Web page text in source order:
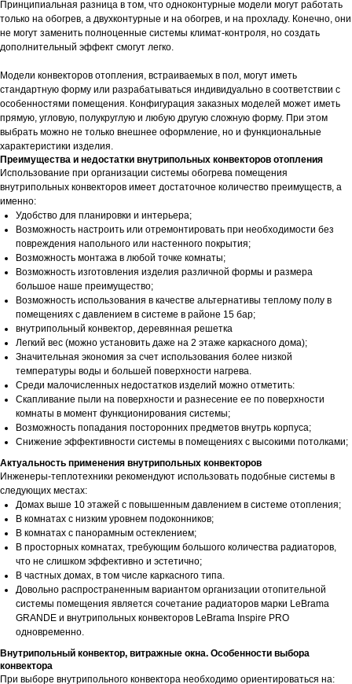
Принципиальная разница в том, что одноконтурные модели могут работать
только на обогрев, а двухконтурные и на обогрев, и на прохладу. Конечно, они
не могут заменить полноценные системы климат-контроля, но создать
дополнительный эффект смогут легко.
Модели конвекторов отопления, встраиваемых в пол, могут иметь
стандартную форму или разрабатываться индивидуально в соответствии с
особенностями помещения. Конфигурация заказных моделей может иметь
прямую, угловую, полукруглую и любую другую сложную форму. При этом
выбрать можно не только внешнее оформление, но и функциональные
характеристики изделия.
Преимущества и недостатки внутрипольных конвекторов отопления
Использование при организации системы обогрева помещения
внутрипольных конвекторов имеет достаточное количество преимуществ, а
именно:
Удобство для планировки и интерьера;
Возможность настроить или отремонтировать при необходимости без
повреждения напольного или настенного покрытия;
Возможность монтажа в любой точке комнаты;
Возможность изготовления изделия различной формы и размера
большое наше преимущество;
Возможность использования в качестве альтернативы теплому полу в
помещениях с давлением в системе в районе 15 бар;
внутрипольный конвектор, деревянная решетка
Легкий вес (можно установить даже на 2 этаже каркасного дома);
Значительная экономия за счет использования более низкой
температуры воды и большей поверхности нагрева.
Среди малочисленных недостатков изделий можно отметить:
Скапливание пыли на поверхности и разнесение ее по поверхности
комнаты в момент функционирования системы;
Возможность попадания посторонних предметов внутрь корпуса;
Снижение эффективности системы в помещениях с высокими потолками;
Актуальность применения внутрипольных конвекторов
Инженеры-теплотехники рекомендуют использовать подобные системы в
следующих местах:
Домах выше 10 этажей с повышенным давлением в системе отопления;
В комнатах с низким уровнем подоконников;
В комнатах с панорамным остеклением;
В просторных комнатах, требующим большого количества радиаторов,
что не слишком эффективно и эстетично;
В частных домах, в том числе каркасного типа.
Довольно распространенным вариантом организации отопительной
системы помещения является сочетание радиаторов марки LeBrama
GRANDE и внутрипольных конвекторов LeBrama Inspire PRO
одновременно.
Внутрипольный конвектор, витражные окна. Особенности выбора
конвектора
При выборе внутрипольного конвектора необходимо ориентироваться на: